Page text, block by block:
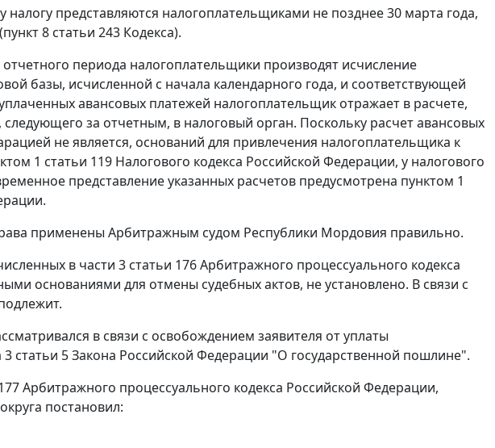
представляются налогоплательщиками не позднее 30 марта года,
пункт 8 статьи 243 Кодекса).
периода налогоплательщики производят исчисление
базы, исчисленной с начала календарного года, и соответствующей
авансовых платежей налогоплательщик отражает в расчете,
за отчетным, в налоговый орган. Поскольку расчет авансовых
не является, оснований для привлечения налогоплательщика к
1 статьи 119 Налогового кодекса Российской Федерации, у налогового
представление указанных расчетов предусмотрена пунктом 1
применены Арбитражным судом Республики Мордовия правильно.
в части 3 статьи 176Арбитражного процессуального кодекса
основаниями для отмены судебных актов, не установлено. В связи с
в связи с освобождением заявителя от уплаты
3 статьи 5Закона Российской Федерации "О государственной пошлине".
Арбитражного процессуального кодекса Российской Федерации,
постановил: